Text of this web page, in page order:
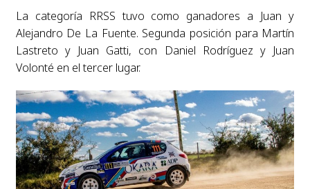
La categoría RRSS tuvo como ganadores a Juan y
Alejandro De La Fuente. Segunda posición para Martín
Lastreto y Juan Gatti, con Daniel Rodríguez y Juan
Volonté en el tercer lugar.